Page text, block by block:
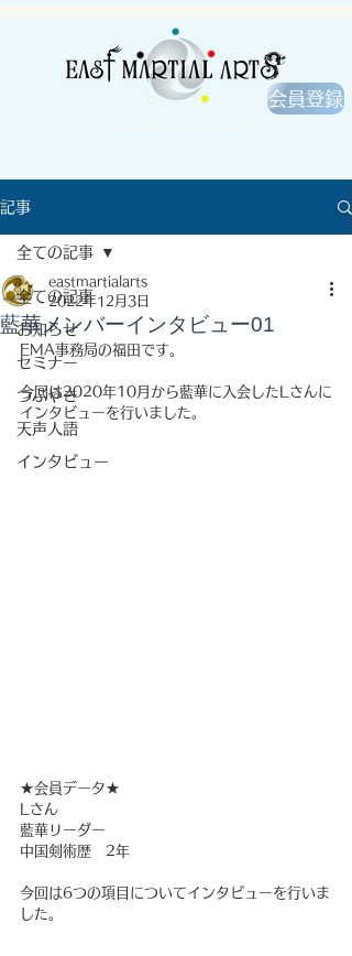
会員登録
記事
全ての記事
お知らせ
セミナー
つぶやき
天声人語
インタビュー
全ての記事
藍華メンバーインタビュー01
eastmartialarts
2022年12月3日
EMA事務局の福田です。
今回は2020年10月から藍華に入会したLさんに
インタビューを行いました。
★会員データ★
Lさん
藍華リーダー
中国剣術歴　2年
今回は6つの項目についてインタビューを行いま
した。